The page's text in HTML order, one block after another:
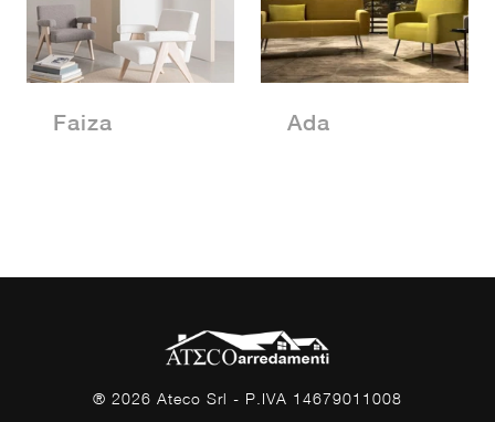
Faiza Ada
® 2026 Ateco Srl - P.IVA 14679011008